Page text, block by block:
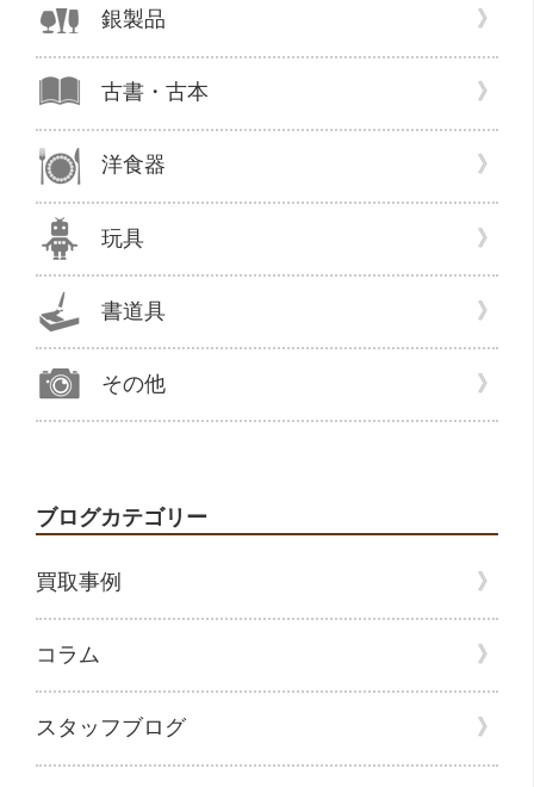
銀製品
古書・古本
洋食器
玩具
書道具
その他
ブログカテゴリー
買取事例
コラム
スタッフブログ